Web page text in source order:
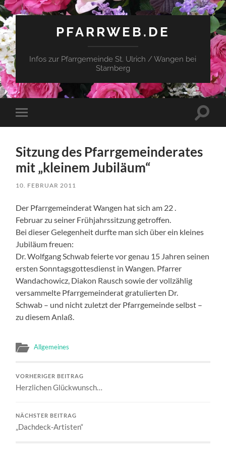
PFARRWEB.DE
Infos zur Pfarrgemeinde St. Ulrich / Wangen bei
Starnberg
Mobile-
Menü
Sitzung des Pfarrgemeinderates
mit „kleinem Jubiläum“
10. FEBRUAR 2011
Der Pfarrgemeinderat Wangen hat sich am 22 .
Februar zu seiner Frühjahrssitzung getroffen.
Bei dieser Gelegenheit durfte man sich über ein kleines
Jubiläum freuen:
Dr. Wolfgang Schwab feierte vor genau 15 Jahren seinen
ersten Sonntagsgottesdienst in Wangen. Pfarrer
Wandachowicz, Diakon Rausch sowie der vollzählig
versammelte Pfarrgemeinderat gratulierten Dr.
Schwab – und nicht zuletzt der Pfarrgemeinde selbst –
zu diesem Anlaß.
Allgemeines
VORHERIGER BEITRAG
Herzlichen Glückwunsch…
NÄCHSTER BEITRAG
„Dachdeck-Artisten“